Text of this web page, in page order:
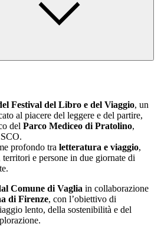
Festival del Libro e del Viaggio, un
al piacere del leggere e del partire,
del Parco Mediceo di Pratolino,
profondo tra letteratura e viaggio,
territori e persone in due giornate di
Comune di Vaglia in collaborazione
di Firenze, con l’obiettivo di
lento, della sostenibilità e del